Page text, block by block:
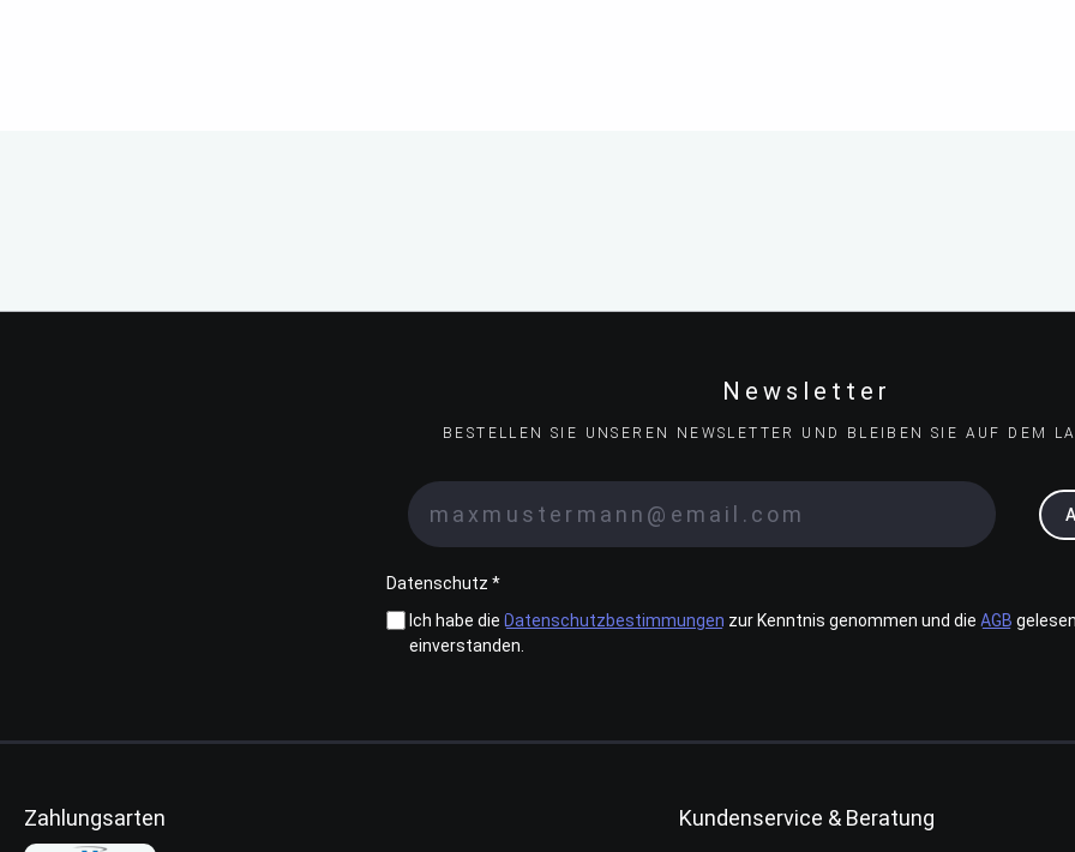
Newsletter
BESTELLEN SIE UNSEREN NEWSLETTER UND BLEIBEN SIE AUF DEM
Datenschutz *
Ich habe die Datenschutzbestimmungen zur Kenntnis genommen und die AGB
einverstanden.
Zahlungsarten Kundenservice & Beratung